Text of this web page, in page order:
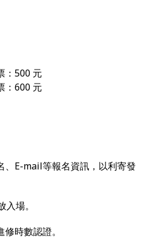
：500 元
元
、E-mail等報名資訊，以利寄發
場。
時數認證。